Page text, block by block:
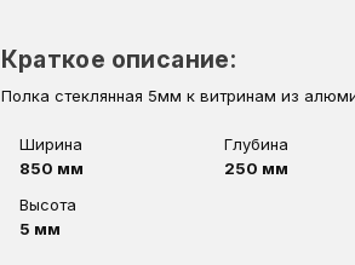
Краткое описание:
Полка стеклянная 5мм к витринам из
Ширина
850 мм
Глубина
250 мм
Высота
5 мм